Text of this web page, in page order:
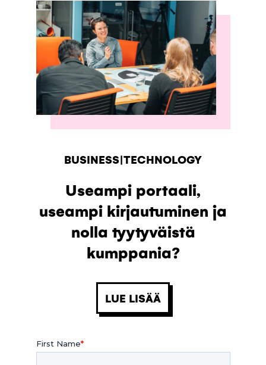
BUSINESS|TECHNOLOGY
Useampi portaali,
useampi kirjautuminen ja
nolla tyytyväistä
kumppania?
LUE LISÄÄ